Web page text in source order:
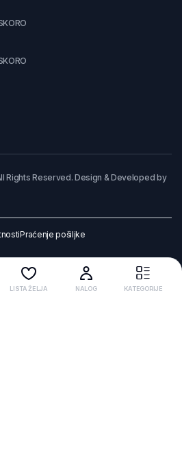
Rights Reserved. Design & Developed by
Praćenje pošiljke
LISTA ŽELJA NALOG KATEGORIJE